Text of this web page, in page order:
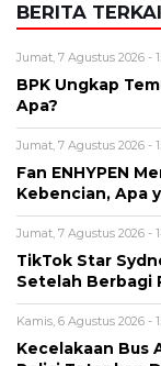
BERITA
Jumat, 7 Agustus 2026 -
BPK Ungkap
Apa?
Jumat, 7 Agustus 2026 -
Fan ENHYPEN
Kebencian, Apa
Jumat, 7 Agustus 2026 -
TikTok Star
Setelah Berbagi
Kamis, 6 Agustus 2026 -
Kecelakaan Bus